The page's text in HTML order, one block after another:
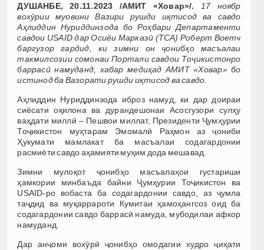
ДУШАНБЕ, 20.11.2023 /АМИТ «Ховар»/.
17 ноябр
вохӯрии муовини Вазири рушди иқтисод ва савдо
Аҳлиддин Нуриддинзода бо Роҳбари Департаменти
савдои USAID дар Осиёи Марказӣ (TCA) Роберт Воетч
баргузор гардид, ки зимни он ҷонибҳо масъалаи
такмилсозии сомонаи Портали савдои Тоҷикистонро
баррасӣ намуданд, хабар медиҳад АМИТ «Ховар» бо
истинод ба Вазорати рушди иқтисод ва савдо.
Аҳлиддин Нуриддинзода иброз намуд, ки дар доираи
сиёсати оқилона ва дурандешонаи Асосгузори сулҳу
ваҳдати миллӣ – Пешвои миллат, Президенти Ҷумҳурии
Тоҷикистон муҳтарам Эмомалӣ Раҳмон аз ҷониби
Ҳукумати мамлакат ба масъалаи содагардонии
расмиёти савдо аҳамияти муҳим дода мешавад.
Зимни мулоқот ҷонибҳо масъалаҳои густариши
ҳамкории минбаъда байни Ҷумҳурии Тоҷикистон ва
USAID-ро вобаста ба содагардонии савдо, аз ҷумла
таҷдид ва муқаррароти Кумитаи ҳамоҳангсоз оид ба
содагардонии савдо баррасӣ намуда, мубодилаи афкор
намуданд.
Дар анҷоми вохӯрӣ ҷонибҳо омодагии худро ҷиҳати